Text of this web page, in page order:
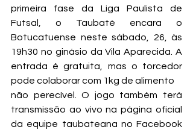
primeira fase da Liga Paulista de
Futsal, o Taubaté encara o
Botucatuense neste sábado, 26, às
19h30 no ginásio da Vila Aparecida. A
entrada é gratuita, mas o torcedor
pode colaborar com 1kg de alimento
não perecível. O jogo também terá
transmissão ao vivo na página oficial
da equipe taubateana no Facebook